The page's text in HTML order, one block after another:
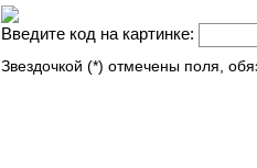
Введите код на картинке:
Звездочкой (*) отмечены поля,